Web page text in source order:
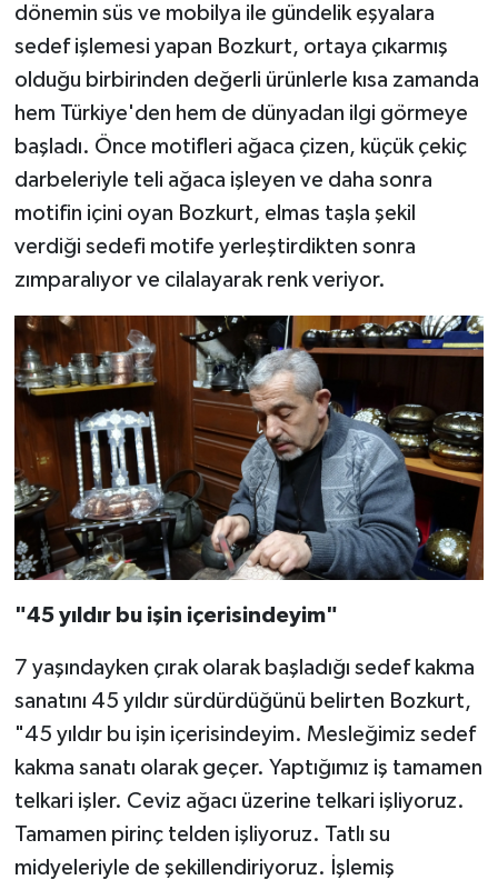
dönemin süs ve mobilya ile gündelik eşyalara
sedef işlemesi yapan Bozkurt, ortaya çıkarmış
olduğu birbirinden değerli ürünlerle kısa zamanda
hem Türkiye'den hem de dünyadan ilgi görmeye
başladı. Önce motifleri ağaca çizen, küçük çekiç
darbeleriyle teli ağaca işleyen ve daha sonra
motifin içini oyan Bozkurt, elmas taşla şekil
verdiği sedefi motife yerleştirdikten sonra
zımparalıyor ve cilalayarak renk veriyor.
"45 yıldır bu işin içerisindeyim"
7 yaşındayken çırak olarak başladığı sedef kakma
sanatını 45 yıldır sürdürdüğünü belirten Bozkurt,
"45 yıldır bu işin içerisindeyim. Mesleğimiz sedef
kakma sanatı olarak geçer. Yaptığımız iş tamamen
telkari işler. Ceviz ağacı üzerine telkari işliyoruz.
Tamamen pirinç telden işliyoruz. Tatlı su
midyeleriyle de şekillendiriyoruz. İşlemiş